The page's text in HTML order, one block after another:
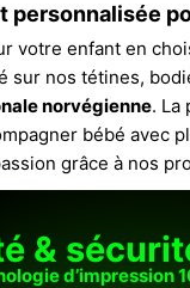
personnalisée
votre enfant en
sur nos tétines,
norvégienne. La
bébé avec
grâce à nos
&
d’impression